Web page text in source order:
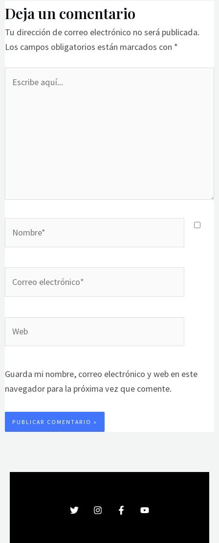
Deja un comentario
Tu dirección de correo electrónico no será publicada.
Los campos obligatorios están marcados con *
aquí...
electrónico*
Guarda mi nombre, correo electrónico y web en este
navegador para la próxima vez que comente.